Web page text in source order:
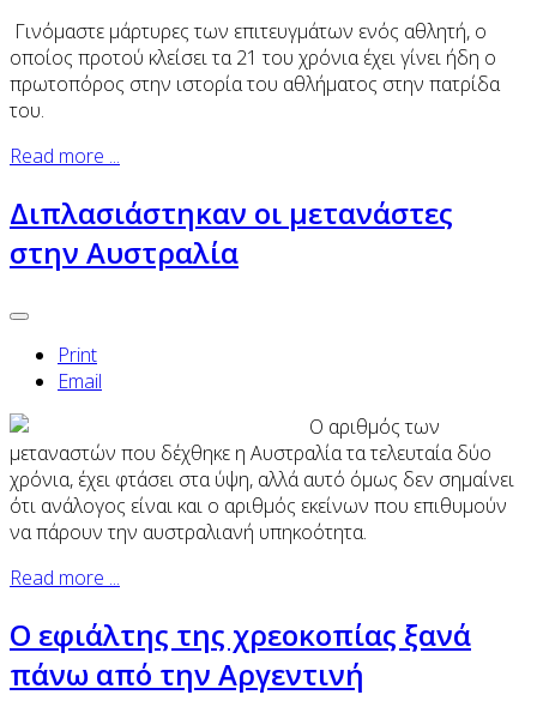
Γινόμαστε μάρτυρες των επιτευγμάτων ενός αθλητή, ο
οποίος προτού κλείσει τα 21 του χρόνια έχει γίνει ήδη ο
πρωτοπόρος στην ιστορία του αθλήματος στην πατρίδα
του.
Read more ...
Διπλασιάστηκαν οι μετανάστες
στην Αυστραλία
Print
Email
Ο αριθμός των
μεταναστών που δέχθηκε η Αυστραλία τα τελευταία δύο
χρόνια, έχει φτάσει στα ύψη, αλλά αυτό όμως δεν σημαίνει
ότι ανάλογος είναι και ο αριθμός εκείνων που επιθυμούν
να πάρουν την αυστραλιανή υπηκοότητα.
Read more ...
O εφιάλτης της χρεοκοπίας ξανά
πάνω από την Αργεντινή